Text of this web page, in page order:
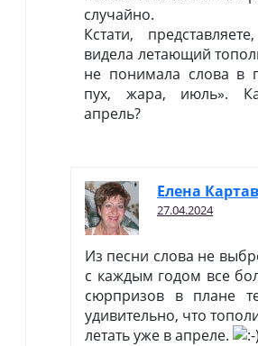
случайно.
Кстати,
видела летающий
не понимала слова в
пух, жара, июль».
апрель?
Елена
27.04.2024
Из песни слова не
с каждым годом все
сюрпризов в плане
удивительно, что
летать уже в апреле.